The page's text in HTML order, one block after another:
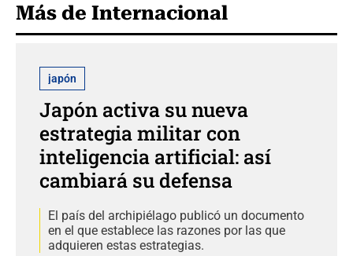
Más de Internacional
japón
Japón activa su nueva
estrategia militar con
inteligencia artificial: así
cambiará su defensa
El país del archipiélago publicó un documento
en el que establece las razones por las que
adquieren estas estrategias.